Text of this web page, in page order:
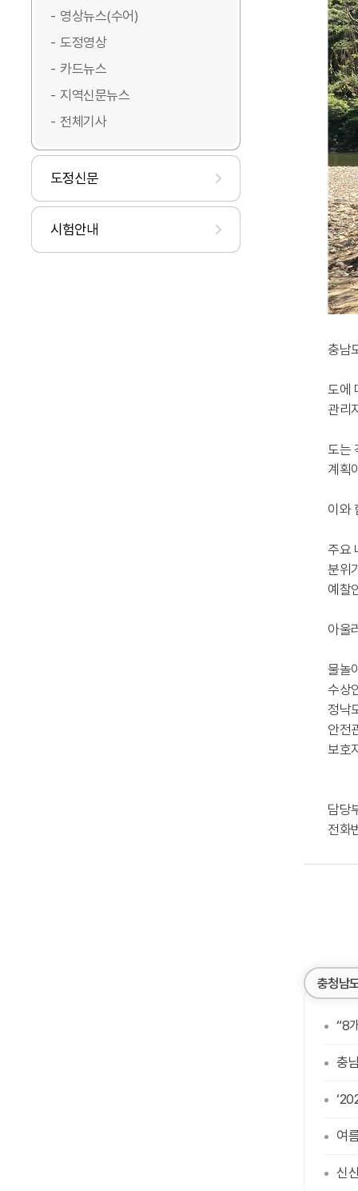
영상뉴스(수어)
도정영상
카드뉴스
지역신문뉴스
전체기사
도정신문
시험안내
충남
도에
관리
도는
계획
이와
주요
분위
예찰
아울
물놀
수상
정낙
안전
보호
담당
전화
충청남
“8
충
여
신